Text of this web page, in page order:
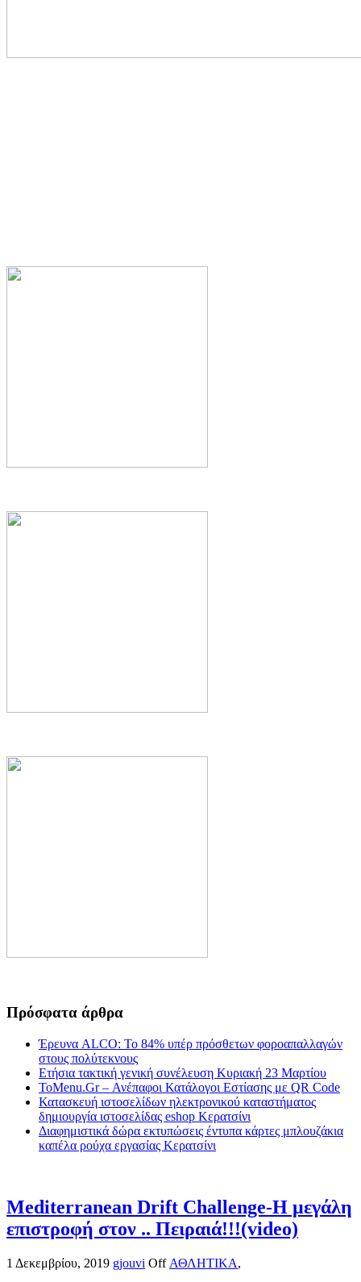
Πρόσφατα άρθρα
Έρευνα ALCO: Το 84% υπέρ πρόσθετων φοροαπαλλαγών
στους πολύτεκνους
Ετήσια τακτική γενική συνέλευση Κυριακή 23 Μαρτίου
ToMenu.Gr – Ανέπαφοι Κατάλογοι Εστίασης με QR Code
Κατασκευή ιστοσελίδων ηλεκτρονικού καταστήματος
δημιουργία ιστοσελίδας eshop Κερατσίνι
Διαφημιστικά δώρα εκτυπώσεις έντυπα κάρτες μπλουζάκια
καπέλα ρούχα εργασίας Κερατσίνι
Mediterranean Drift Challenge-Η μεγάλη
επιστροφή στον .. Πειραιά!!!(video)
1 Δεκεμβρίου, 2019 gjouvi Off ΑΘΛΗΤΙΚΑ,